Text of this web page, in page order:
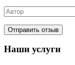
Наши услуги